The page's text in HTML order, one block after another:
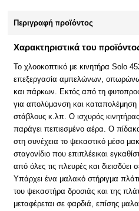
Περιγραφή προϊόντος
Χαρακτηριστικά του
Το χλοοκοπτικό με κινητήρα Solo
επεξεργασία αμπελώνων,
και πάρκων. Εκτός από τη
για απολύμανση και
στάβλους κ.λπ. Ο ισχυρός
παράγει πεπιεσμένο αέρα. Ο
στη συνέχεια το ψεκαστικό μέσο
σταγονίδιο που επιπλέεικαι
από όλες τις πλευρές και διεισδύει
Υπάρχει ένα μαλακό στήριγμα
του ψεκαστήρα δροσιάς και της
μεταφέρεται σε φαρδιά, επίσης